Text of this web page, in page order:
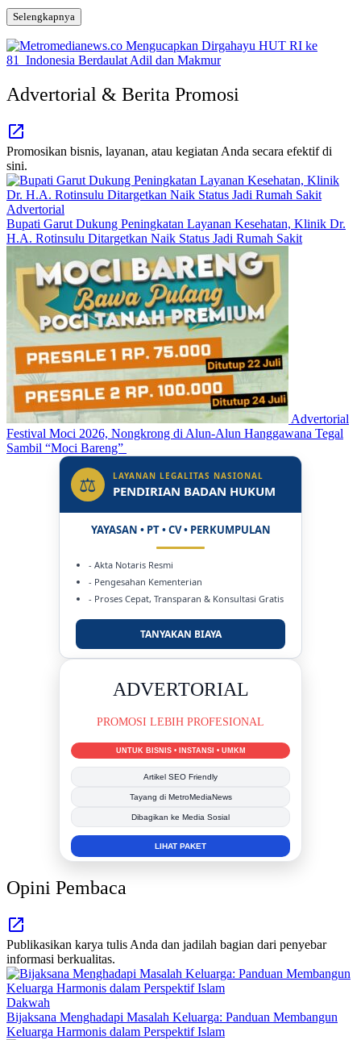
Selengkapnya
Advertorial & Berita Promosi
Promosikan bisnis, layanan, atau kegiatan Anda secara efektif di
sini.
Advertorial
Bupati Garut Dukung Peningkatan Layanan Kesehatan, Klinik Dr.
H.A. Rotinsulu Ditargetkan Naik Status Jadi Rumah Sakit
Advertorial
Festival Moci 2026, Nongkrong di Alun-Alun Hanggawana Tegal
Sambil “Moci Bareng”
⚖ LAYANAN LEGALITAS NASIONAL
PENDIRIAN BADAN HUKUM
YAYASAN • PT • CV • PERKUMPULAN
- Akta Notaris Resmi
- Pengesahan Kementerian
- Proses Cepat, Transparan & Konsultasi Gratis
TANYAKAN BIAYA
DUKUNG KAMI
MEDIA INFORMASI TERPERCAYA
Publikasi Kegiatan
Berita Promosi
Tingkatkan Branding Anda
INFO SELENGKAPNYA
Opini Pembaca
Publikasikan karya tulis Anda dan jadilah bagian dari penyebar
informasi berkualitas.
Dakwah
Bijaksana Menghadapi Masalah Keluarga: Panduan Membangun
Keluarga Harmonis dalam Perspektif Islam